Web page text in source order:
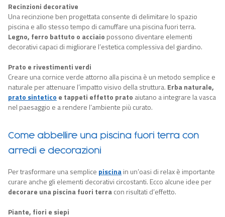
Recinzioni decorative
Una recinzione ben progettata consente di delimitare lo spazio
piscina e allo stesso tempo di camuffare una piscina fuori terra.
Legno, ferro battuto o acciaio possono diventare elementi
decorativi capaci di migliorare l’estetica complessiva del giardino.
Prato e rivestimenti verdi
Creare una cornice verde attorno alla piscina è un metodo semplice e
naturale per attenuare l’impatto visivo della struttura. Erba naturale,
prato sintetico e tappeti effetto prato aiutano a integrare la vasca
nel paesaggio e a rendere l’ambiente più curato.
Come abbellire una piscina fuori terra con
arredi e decorazioni
Per trasformare una semplice piscinain un’oasi di relax è importante
curare anche gli elementi decorativi circostanti. Ecco alcune idee per
decorare una piscina fuori terracon risultati d’effetto.
Piante, fiori e siepi